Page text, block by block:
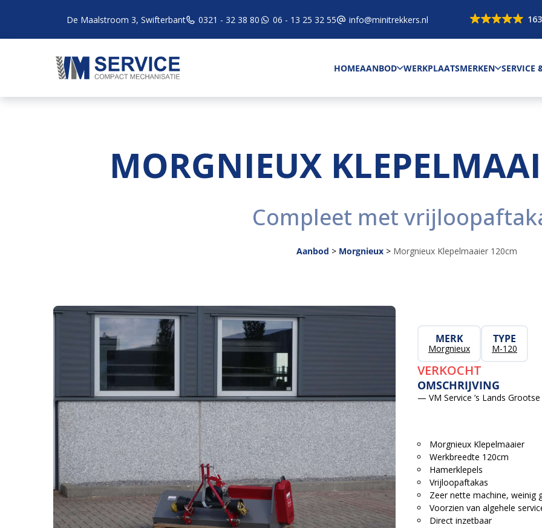
De Maalstroom 3, Swifterbant 0321 - 32 38 80 06 - 13 25 32 55 info@minitrekkers.nl
HOMEAANBOD WERKPLAATSMERKEN SERVICE
MORGNIEUX
Compleet met
Aanbod > Morgnieux> Morgnieux Klepelmaaier 120cm
MERK
Morgnieux
TYPE
M-120
VERKOCHT
OMSCHRIJVING
— VM Service ’s Lands
Morgnieux Klepelmaaier
Werkbreedte 120cm
Hamerklepels
Vrijloopaftakas
Zeer nette machine, weinig
Voorzien van algehele
Direct inzetbaar